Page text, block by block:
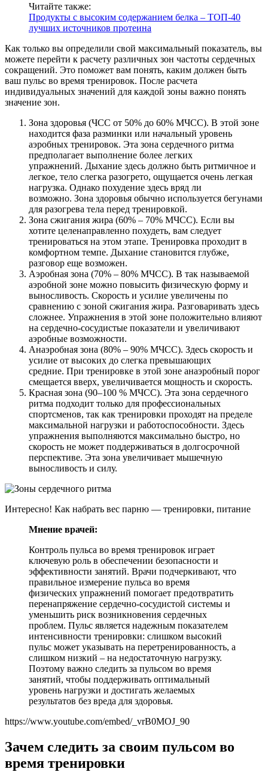
Читайте также:
Продукты с высоким содержанием белка – ТОП-40
лучших источников протеина
Как только вы определили свой максимальный показатель, вы
можете перейти к расчету различных зон частоты сердечных
сокращений. Это поможет вам понять, каким должен быть
ваш пульс во время тренировок. После расчета
индивидуальных значений для каждой зоны важно понять
значение зон.
Зона здоровья (ЧСС от 50% до 60% МЧСС). В этой зоне
находится фаза разминки или начальный уровень
аэробных тренировок. Эта зона сердечного ритма
предполагает выполнение более легких
упражнений. Дыхание здесь должно быть ритмичное и
легкое, тело слегка разогрето, ощущается очень легкая
нагрузка. Однако похудение здесь вряд ли
возможно. Зона здоровья обычно используется бегунами
для разогрева тела перед тренировкой.
Зона сжигания жира (60% – 70% МЧСС). Если вы
хотите целенаправленно похудеть, вам следует
тренироваться на этом этапе. Тренировка проходит в
комфортном темпе. Дыхание становится глубже,
разговор еще возможен.
Аэробная зона (70% – 80% МЧСС). В так называемой
аэробной зоне можно повысить физическую форму и
выносливость. Скорость и усилие увеличены по
сравнению с зоной сжигания жира. Разговаривать здесь
сложнее. Упражнения в этой зоне положительно влияют
на сердечно-сосудистые показатели и увеличивают
аэробные возможности.
Анаэробная зона (80% – 90% МЧСС). Здесь скорость и
усилие от высоких до слегка превышающих
средние. При тренировке в этой зоне анаэробный порог
смещается вверх, увеличивается мощность и скорость.
Красная зона (90–100 % МЧСС). Эта зона сердечного
ритма подходит только для профессиональных
спортсменов, так как тренировки проходят на пределе
максимальной нагрузки и работоспособности. Здесь
упражнения выполняются максимально быстро, но
скорость не может поддерживаться в долгосрочной
перспективе. Эта зона увеличивает мышечную
выносливость и силу.
Интересно! Как набрать вес парню — тренировки, питание
Мнение врачей:
Контроль пульса во время тренировок играет
ключевую роль в обеспечении безопасности и
эффективности занятий. Врачи подчеркивают, что
правильное измерение пульса во время
физических упражнений помогает предотвратить
перенапряжение сердечно-сосудистой системы и
уменьшить риск возникновения сердечных
проблем. Пульс является надежным показателем
интенсивности тренировки: слишком высокий
пульс может указывать на перетренированность, а
слишком низкий – на недостаточную нагрузку.
Поэтому важно следить за пульсом во время
занятий, чтобы поддерживать оптимальный
уровень нагрузки и достигать желаемых
результатов без вреда для здоровья.
https://www.youtube.com/embed/_vrB0MOJ_90
Зачем следить за своим пульсом во
время тренировки